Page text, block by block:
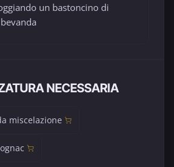
un bastoncino di
NECESSARIA
miscelazione